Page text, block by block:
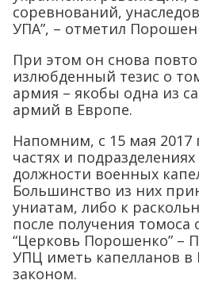
соревнований,
УПА”, – отметил
При этом он снова
излюбденный тезис о
армия – якобы одна из
армий в Европе.
Напомним, с 15 мая 2017
частях и
должности военных
Большинство из них
униатам, либо к
после получения томоса
“Церковь Порошенко” –
УПЦ иметь капелланов
законом.